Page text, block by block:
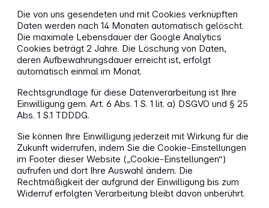
Die von uns gesendeten und mit Cookies verknüpften
Daten werden nach 14 Monaten automatisch gelöscht.
Die maximale Lebensdauer der Google Analytics
Cookies beträgt 2 Jahre. Die Löschung von Daten,
deren Aufbewahrungsdauer erreicht ist, erfolgt
automatisch einmal im Monat.
Rechtsgrundlage für diese Datenverarbeitung ist Ihre
Einwilligung gem. Art. 6 Abs. 1 S. 1 lit. a) DSGVO und § 25
Abs. 1 S.1 TDDDG.
Sie können Ihre Einwilligung jederzeit mit Wirkung für die
Zukunft widerrufen, indem Sie die Cookie-Einstellungen
im Footer dieser Website („Cookie-Einstellungen“)
aufrufen und dort Ihre Auswahl ändern. Die
Rechtmäßigkeit der aufgrund der Einwilligung bis zum
Widerruf erfolgten Verarbeitung bleibt davon unberührt.